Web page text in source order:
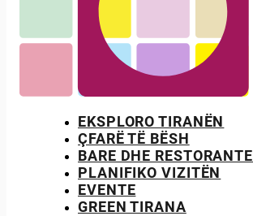
EKSPLORO TIRANËN
ÇFARË TË BËSH
BARE DHE RESTORANTE
PLANIFIKO VIZITËN
EVENTE
GREEN TIRANA